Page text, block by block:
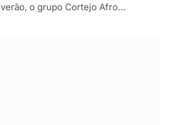
o grupo Cortejo Afro…